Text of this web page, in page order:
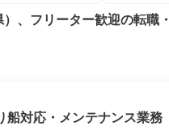
、フリーター歓迎の転職
船対応・メンテナンス業務